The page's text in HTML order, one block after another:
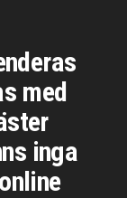
med
inga